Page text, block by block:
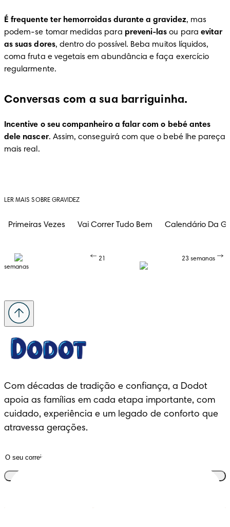
É frequente ter hemorroidas durante a gravidez, mas
podem-se tomar medidas para preveni-las ou para evitar
as suas dores, dentro do possível. Beba muitos líquidos,
coma fruta e vegetais em abundância e faça exercício
regularmente.
Conversas com a sua barriguinha.
Incentive o seu companheiro a falar com o bebé antes
dele nascer. Assim, conseguirá com que o bebé lhe pareça
mais real.
LER MAIS SOBRE GRAVIDEZ
Primeiras Vezes Vai Correr Tudo Bem Calendário Da
21
semanas
23 semanas
Com décadas de tradição e confiança, a Dodot
apoia as famílias em cada etapa importante, com
cuidado, experiência e um legado de conforto que
atravessa gerações.